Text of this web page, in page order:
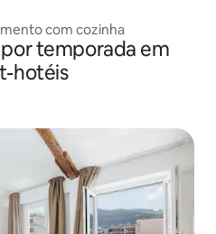
com cozinha
temporada em
hotéis